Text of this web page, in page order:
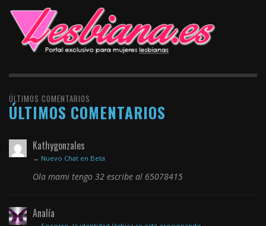
ÚLTIMOS COMENTARIOS
ÚLTIMOS COMENTARIOS
Kathygonzales
→ Nuevo Chat en Beta
Ola mami tengo 32 escribe al 65078415
Analía